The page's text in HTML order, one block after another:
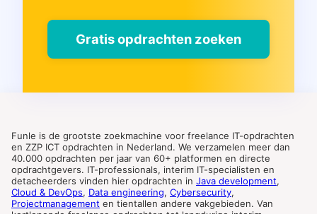
Gratis opdrachten zoeken
Funle is de grootste zoekmachine voor freelance IT-opdrachten
en ZZP ICT opdrachten in Nederland. We verzamelen meer dan
40.000 opdrachten per jaar van 60+ platformen en directe
opdrachtgevers. IT-professionals, interim IT-specialisten en
detacheerders vinden hier opdrachten in Java development,
Cloud & DevOps, Data engineering, Cybersecurity,
Projectmanagement en tientallen andere vakgebieden. Van